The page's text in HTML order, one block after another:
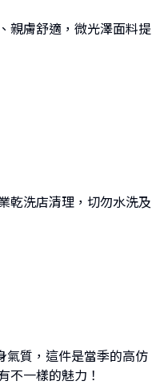
親膚舒適，微光澤面料提
乾洗店清理，切勿水洗及
氣質，這件是當季的高仿
不一樣的魅力！